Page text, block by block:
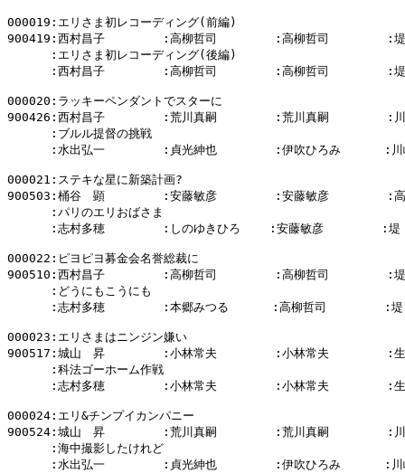
000019:エリさま初レコーディング(前編)
900419:西村昌子        :高柳哲司        :高柳哲司        :堤
      :エリさま初レコーディング(後編)
:西村昌子        :高柳哲司        :高柳哲司        :堤
000020:ラッキーペンダントでスターに
900426:西村昌子        :荒川真嗣        :荒川真嗣        :川
      :ブルル提督の挑戦
:水出弘一        :貞光紳也        :伊吹ひろみ      :川
000021:ステキな星に新築計画?
900503:桶谷　顕        :安藤敏彦        :安藤敏彦        :高
      :パリのエリおばさま
:志村多穂        :しのゆきひろ    :安藤敏彦        :堤
000022:ピヨピヨ募金会名誉総裁に
900510:西村昌子        :高柳哲司        :高柳哲司        :堤
      :どうにもこうにも
:志村多穂        :本郷みつる      :高柳哲司        :堤
000023:エリさまはニンジン嫌い
900517:城山　昇        :小林常夫        :小林常夫        :生
      :科法ゴーホーム作戦
:志村多穂        :小林常夫        :小林常夫        :生
000024:エリ&チンプイカンパニー
900524:城山　昇        :荒川真嗣        :荒川真嗣        :川
      :海中撮影したけれど
:水出弘一        :貞光紳也        :伊吹ひろみ      :川